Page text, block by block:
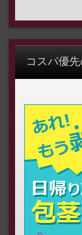
コスパ優